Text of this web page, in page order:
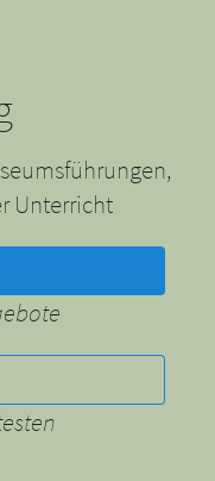
Unterricht